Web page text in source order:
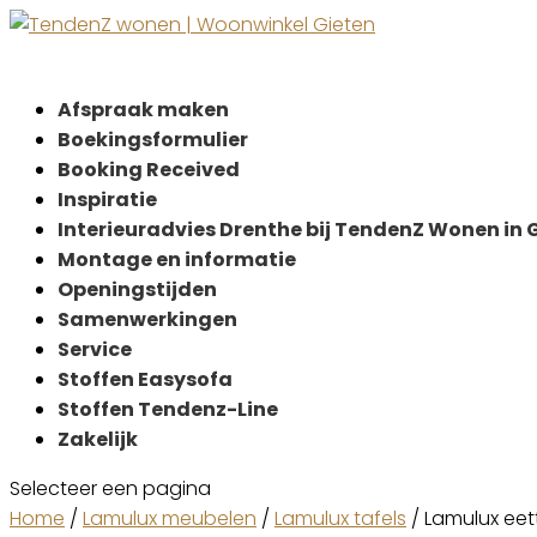
Afspraak maken
Boekingsformulier
Booking Received
Inspiratie
Interieuradvies Drenthe bij TendenZ Wonen in
Montage en informatie
Openingstijden
Samenwerkingen
Service
Stoffen Easysofa
Stoffen Tendenz-Line
Zakelijk
Selecteer een pagina
Home / Lamulux meubelen / Lamulux tafels / Lamulux